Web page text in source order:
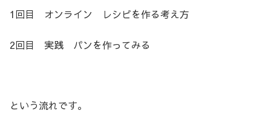
1回目 オンライン レシピを作る考え方
2回目 実践 パンを作ってみる
という流れです。